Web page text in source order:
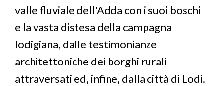
valle fluviale dell'Adda con i suoi boschi
e la vasta distesa della campagna
lodigiana, dalle testimonianze
architettoniche dei borghi rurali
attraversati ed, infine, dalla città di Lodi.